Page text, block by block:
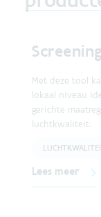
Met deze tool
lokaal niveau
gerichte
luchtkwaliteit.
Lees meer